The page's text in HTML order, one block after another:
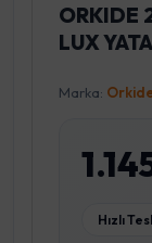
ORKIDE
LUX
Marka:
Hızlı